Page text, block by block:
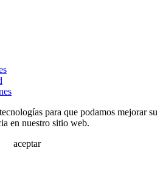
para que podamos mejorar su
en nuestro sitio web.
aceptar